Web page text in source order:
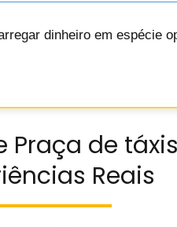
dinheiro em espécie
de
Reais